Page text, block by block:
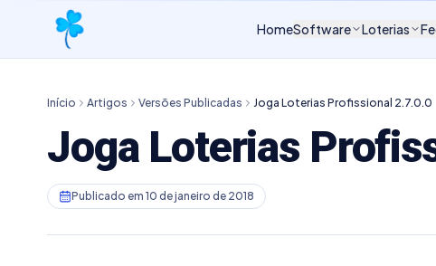
HomeSoftware Loterias
Início Artigos Versões Publicadas Joga Loterias Profissional 2.7.0.0
Joga Loterias
Publicado em 10 de janeiro de 2018